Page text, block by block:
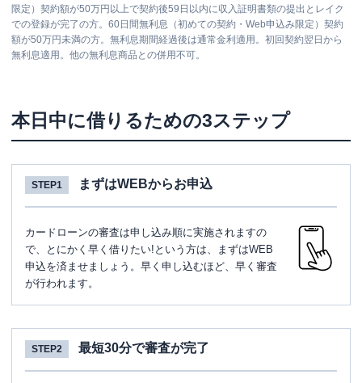
限定）契約額が50万円以上で契約後59日以内に収入証明書類の提出とレイク
での登録が完了の方。60日間無利息（初めての契約・Web申込み限定）契約
額が50万円未満の方。無利息期間経過後は通常金利適用。初回契約翌日から
無利息適用。他の無利息商品との併用不可。
本日中に借りるための3ステップ
STEP1 まずはWEBからお申込
カードローンの審査は申し込み順に実施されますの
で、とにかく早く借りたい!という方は、まずはWEB
申込を済ませましょう。早く申し込むほど、早く審査
が行われます。
STEP2 最短30分で審査が完了